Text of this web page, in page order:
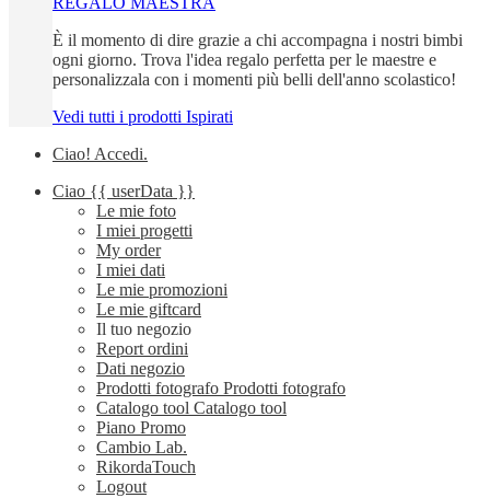
È il momento di dire grazie a chi accompagna i nostri bimbi
ogni giorno. Trova l'idea regalo perfetta per le maestre e
personalizzala con i momenti più belli dell'anno scolastico!
Vedi tutti i prodotti Ispirati
Ciao! Accedi.
Ciao {{ userData }}
Le mie foto
I miei progetti
My order
I miei dati
Le mie promozioni
Le mie giftcard
Il tuo negozio
Report ordini
Dati negozio
Prodotti fotografo Prodotti fotografo
Catalogo tool Catalogo tool
Piano Promo
Cambio Lab.
RikordaTouch
Logout